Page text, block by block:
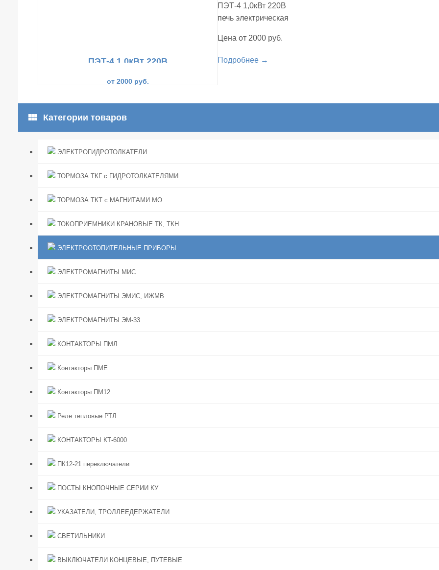
ПЭТ-4 1,0кВт 220В
от 2000 руб.
ПЭТ-4 1,0кВт 220В
печь электрическая
Цена от 2000 руб.
Подробнее →
view_module Категории товаров
ЭЛЕКТРОГИДРОТОЛКАТЕЛИ
ТОРМОЗА ТКГ с ГИДРОТОЛКАТЕЛЯМИ
ТОРМОЗА ТКТ с МАГНИТАМИ МО
ТОКОПРИЕМНИКИ КРАНОВЫЕ ТК, ТКН
ЭЛЕКТРООТОПИТЕЛЬНЫЕ ПРИБОРЫ
ЭЛЕКТРОМАГНИТЫ МИС
ЭЛЕКТРОМАГНИТЫ ЭМИС, ИЖМВ
ЭЛЕКТРОМАГНИТЫ ЭМ-33
КОНТАКТОРЫ ПМЛ
Контакторы ПМЕ
Контакторы ПМ12
Реле тепловые РТЛ
КОНТАКТОРЫ КТ-6000
ПК12-21 переключатели
ПОСТЫ КНОПОЧНЫЕ СЕРИИ КУ
УКАЗАТЕЛИ, ТРОЛЛЕЕДЕРЖАТЕЛИ
СВЕТИЛЬНИКИ
ВЫКЛЮЧАТЕЛИ КОНЦЕВЫЕ, ПУТЕВЫЕ